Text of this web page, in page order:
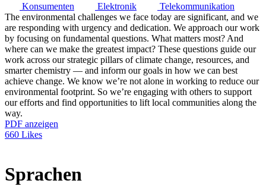
Konsumenten
Elektronik
Telekommunikation
The environmental challenges we face today are significant, and we
are responding with urgency and dedication. We approach our work
by focusing on fundamental questions. What matters most? And
where can we make the greatest impact? These questions guide our
work across our strategic pillars of climate change, resources, and
smarter chemistry — and inform our goals in how we can best
achieve change. We know we’re not alone in working to reduce our
environmental footprint. So we’re engaging with others to support
our efforts and find opportunities to lift local communities along the
way.
PDF anzeigen
660 Likes
Sprachen